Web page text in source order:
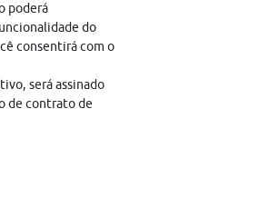
poderá
do
consentirá com o
será assinado
de contrato de